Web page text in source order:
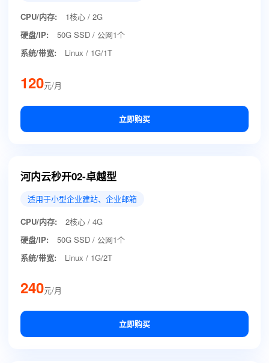
CPU/内存:
1核心 / 2G
硬盘/IP:
50G SSD / 公网1个
系统/带宽:
Linux / 1G/1T
120元/月
立即购买
河内云秒开02-卓越型
适用于小型企业建站、企业邮箱
CPU/内存:
2核心 / 4G
硬盘/IP:
50G SSD / 公网1个
系统/带宽:
Linux / 1G/2T
240元/月
立即购买